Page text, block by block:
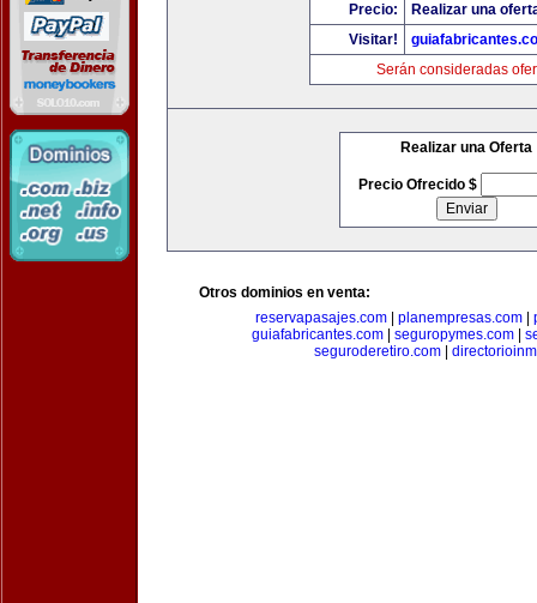
Precio:
Realizar una
Visitar!
Serán consideradas
Realizar una Oferta
Precio Ofrecido $
Otros dominios en venta:
reservapasajes.com
planempresas.com
guiafabricantes.com| seguropymes.com|
seguroderetiro.com|